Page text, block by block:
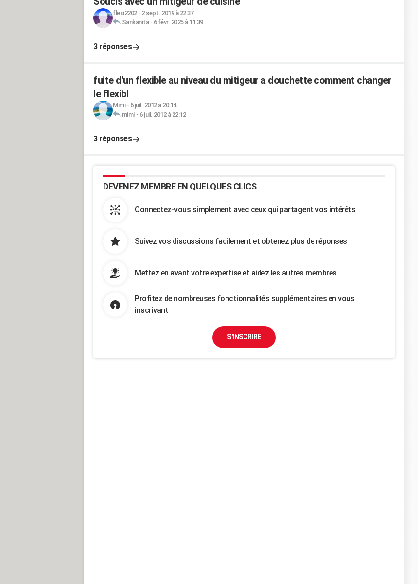
flexi2202- 2 sept. 2019 à 22:37
Sankanita- 6 févr. 2025 à 11:39
3 réponses
fuite d'un flexible au niveau du mitigeur a douchette comment changer
le flexibl
Mimi- 6 juil. 2012 à 20:14
mimI - 6 juil. 2012 à 22:12
3 réponses
DEVENEZ MEMBRE EN QUELQUES CLICS
Connectez-vous simplement avec ceux qui partagent vos intérêts
Suivez vos discussions facilement et obtenez plus de réponses
Mettez en avant votre expertise et aidez les autres membres
Profitez de nombreuses fonctionnalités supplémentaires en vous
inscrivant
S'INSCRIRE